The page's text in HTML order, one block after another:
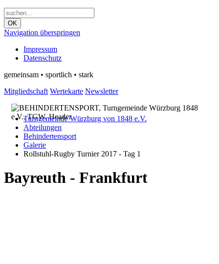
OK
Navigation überspringen
Impressum
Datenschutz
gemeinsam • sportlich • stark
Mitgliedschaft Wertekarte Newsletter
Turngemeinde Würzburg von 1848 e.V.
Abteilungen
Behindertensport
Galerie
Rollstuhl-Rugby Turnier 2017 - Tag 1
Bayreuth - Frankfurt